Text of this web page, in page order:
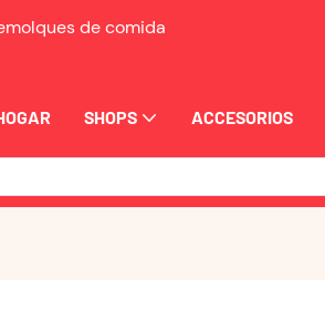
de comida
SHOPS ACCESORIOS